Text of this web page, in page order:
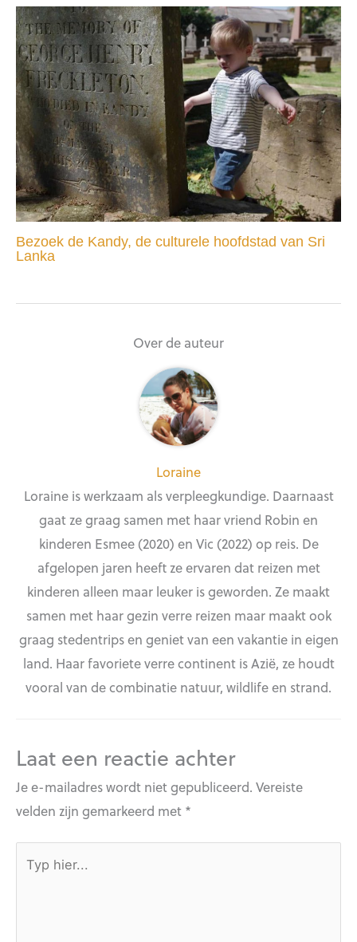
Bezoek de Kandy, de culturele hoofdstad van Sri
Lanka
Over de auteur
Loraine
Loraine is werkzaam als verpleegkundige. Daarnaast
gaat ze graag samen met haar vriend Robin en
kinderen Esmee (2020) en Vic (2022) op reis. De
afgelopen jaren heeft ze ervaren dat reizen met
kinderen alleen maar leuker is geworden. Ze maakt
samen met haar gezin verre reizen maar maakt ook
graag stedentrips en geniet van een vakantie in eigen
land. Haar favoriete verre continent is Azië, ze houdt
vooral van de combinatie natuur, wildlife en strand.
Laat een reactie achter
Je e-mailadres wordt niet gepubliceerd. Vereiste
velden zijn gemarkeerd met *
hier...